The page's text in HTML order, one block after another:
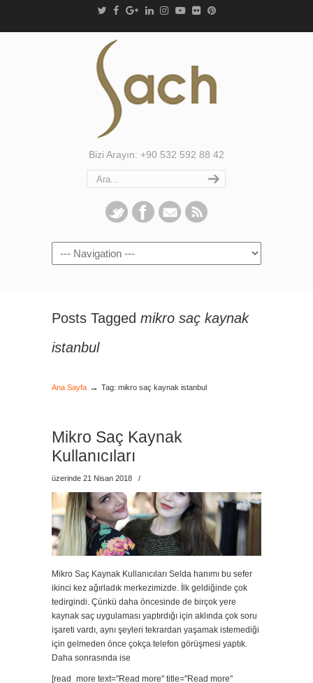
Bizi Arayın: +90 532 592 88 42
Navigation
Posts Tagged mikro saç kaynak
istanbul
Ana Sayfa → Tag: mikro saç kaynak istanbul
Mikro Saç Kaynak
Kullanıcıları
üzerinde 21 Nisan 2018 /
Mikro Saç Kaynak Kullanıcıları Selda hanımı bu sefer
ikinci kez ağırladık merkezimizde. İlk geldiğinde çok
tedirgindi. Çünkü daha öncesinde de birçok yere
kaynak saç uygulaması yaptırdığı için aklında çok soru
işareti vardı, aynı şeyleri tekrardan yaşamak istemediği
için gelmeden önce çokça telefon görüşmesi yaptık.
Daha sonrasında ise
[read_more text="Read more" title="Read more"